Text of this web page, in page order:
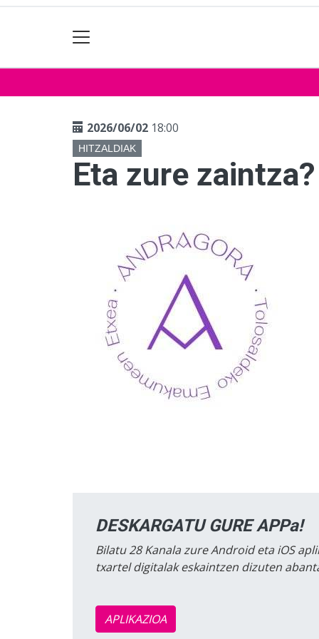
2026/06/02 18:00
HITZALDIAK
Eta zure zaintza?
DESKARGATU GURE APPa!
Bilatu 28 Kanala zure Android eta iOS
txartel digitalak eskaintzen dizuten
APLIKAZIOA